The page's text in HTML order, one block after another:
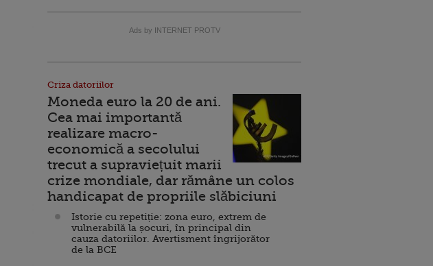
Ads by INTERNET PROTV
Criza datoriilor
Moneda euro la 20 de ani.
Cea mai importantă
realizare macro-
economică a secolului
trecut a supraviețuit marii
crize mondiale, dar rămâne un colos
handicapat de propriile slăbiciuni
Istorie cu repetiție: zona euro, extrem de
vulnerabilă la șocuri, în principal din
cauza datoriilor. Avertisment îngrijorător
de la BCE